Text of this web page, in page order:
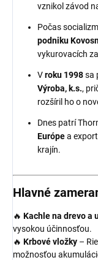
vznikol závod
Počas
podniku
vykurovacích
Vroku 1998sa
Výroba, k.s.,
rozšíril ho o
Dnes patrí
Európea
krajín.
Hlavné
🔥 Kachle na drevo a
vysokou účinnosťou.
🔥 Krbové vložky –
možnosťou